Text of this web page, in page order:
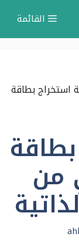
القائمة
استخراج بطاقة
من